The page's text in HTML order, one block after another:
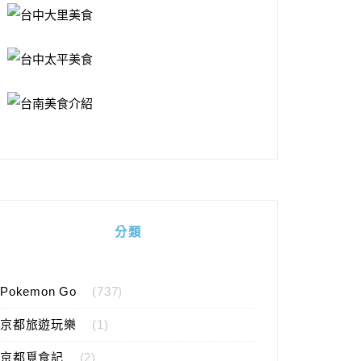
分類
Pokemon Go (737)
京都旅遊玩樂 (1)
京都覓食記 (2)